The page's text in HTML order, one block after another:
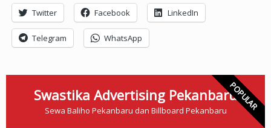
Twitter Facebook LinkedIn
Telegram WhatsApp
Swastika Advertising Pekanbaru
Sewa Baliho Pekanbaru dan Billboard PekanbaruPOPULAR